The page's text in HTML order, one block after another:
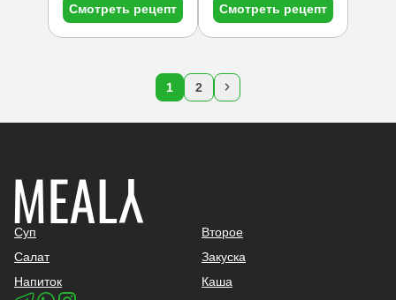
Смотреть рецепт Смотреть рецепт
1 2
Суп
Второе
Салат
Закуска
Напиток
Каша